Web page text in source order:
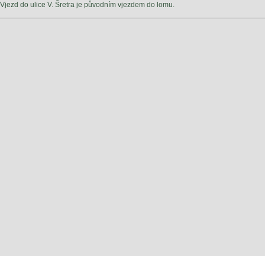
Vjezd do ulice V. Šretra je původním vjezdem do lomu.